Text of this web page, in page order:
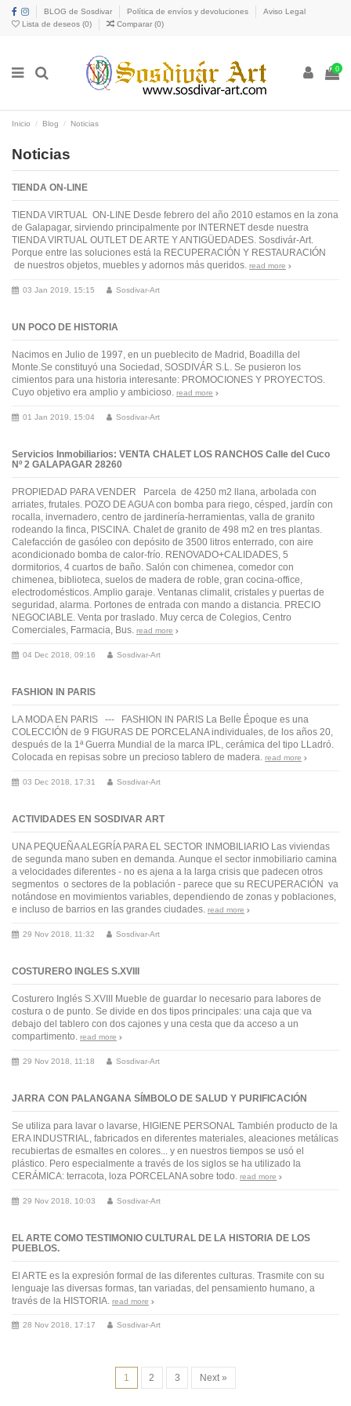
BLOG de Sosdivar Política de envíos y devoluciones
Aviso Legal
Lista de deseos (0) Comparar (0)
0
Inicio Blog Noticias
Noticias
TIENDA ON-LINE
TIENDA VIRTUAL ON-LINE Desde febrero del año 2010 estamos en la zona
de Galapagar, sirviendo principalmente por INTERNET desde nuestra
TIENDA VIRTUAL OUTLET DE ARTE Y ANTIGÜEDADES. Sosdivár-Art.
Porque entre las soluciones está la RECUPERACIÓN Y RESTAURACIÓN
de nuestros objetos, muebles y adornos más queridos. read more
03 Jan 2019, 15:15 Sosdivar-Art
UN POCO DE HISTORIA
Nacimos en Julio de 1997, en un pueblecito de Madrid, Boadilla del
Monte.Se constituyó una Sociedad, SOSDIVÁR S.L. Se pusieron los
cimientos para una historia interesante: PROMOCIONES Y PROYECTOS.
Cuyo objetivo era amplio y ambicioso. read more
01 Jan 2019, 15:04 Sosdivar-Art
Servicios Inmobiliarios: VENTA CHALET LOS RANCHOS Calle del Cuco
Nº 2 GALAPAGAR 28260
PROPIEDAD PARA VENDER Parcela de 4250 m2 llana, arbolada con
arriates, frutales. POZO DE AGUA con bomba para riego, césped, jardín con
rocalla, invernadero, centro de jardinería-herramientas, valla de granito
rodeando la finca, PISCINA. Chalet de granito de 498 m2 en tres plantas.
Calefacción de gasóleo con depósito de 3500 litros enterrado, con aire
acondicionado bomba de calor-frío. RENOVADO+CALIDADES, 5
dormitorios, 4 cuartos de baño. Salón con chimenea, comedor con
chimenea, biblioteca, suelos de madera de roble, gran cocina-office,
electrodomésticos. Amplio garaje. Ventanas climalit, cristales y puertas de
seguridad, alarma. Portones de entrada con mando a distancia. PRECIO
NEGOCIABLE. Venta por traslado. Muy cerca de Colegios, Centro
Comerciales, Farmacia, Bus. read more
04 Dec 2018, 09:16 Sosdivar-Art
FASHION IN PARIS
LA MODA EN PARIS --- FASHION IN PARIS La Belle Époque es una
COLECCIÓN de 9 FIGURAS DE PORCELANA individuales, de los años 20,
después de la 1ª Guerra Mundial de la marca IPL, cerámica del tipo LLadró.
Colocada en repisas sobre un precioso tablero de madera. read more
03 Dec 2018, 17:31 Sosdivar-Art
ACTIVIDADES EN SOSDIVAR ART
UNA PEQUEÑA ALEGRÍA PARA EL SECTOR INMOBILIARIO Las viviendas
de segunda mano suben en demanda. Aunque el sector inmobiliario camina
a velocidades diferentes - no es ajena a la larga crisis que padecen otros
segmentos o sectores de la población - parece que su RECUPERACIÓN va
notándose en movimientos variables, dependiendo de zonas y poblaciones,
e incluso de barrios en las grandes ciudades. read more
29 Nov 2018, 11:32 Sosdivar-Art
COSTURERO INGLES S.XVIII
Costurero Inglés S.XVIII Mueble de guardar lo necesario para labores de
costura o de punto. Se divide en dos tipos principales: una caja que va
debajo del tablero con dos cajones y una cesta que da acceso a un
compartimento.
read more
29 Nov 2018, 11:18 Sosdivar-Art
JARRA CON PALANGANA SÍMBOLO DE SALUD Y PURIFICACIÓN
Se utiliza para lavar o lavarse, HIGIENE PERSONAL También producto de la
ERA INDUSTRIAL, fabricados en diferentes materiales, aleaciones metálicas
recubiertas de esmaltes en colores... y en nuestros tiempos se usó el
plástico. Pero especialmente a través de los siglos se ha utilizado la
CERÁMICA: terracota, loza PORCELANA sobre todo.
read more
29 Nov 2018, 10:03 Sosdivar-Art
EL ARTE COMO TESTIMONIO CULTURAL DE LA HISTORIA DE LOS
PUEBLOS.
El ARTE es la expresión formal de las diferentes culturas. Trasmite con su
lenguaje las diversas formas, tan variadas, del pensamiento humano, a
través de la HISTORIA. read more
28 Nov 2018, 17:17 Sosdivar-Art
1 2 3 Next »